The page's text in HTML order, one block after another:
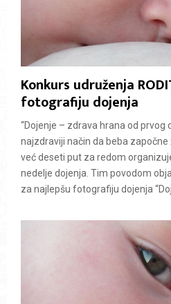
Konkurs udruženja
fotografiju dojenja
“Dojenje – zdrava hrana od prvog
najzdraviji način da beba započne
već deseti put za redom
nedelje dojenja. Tim povodom
za najlepšu fotografiju dojenja